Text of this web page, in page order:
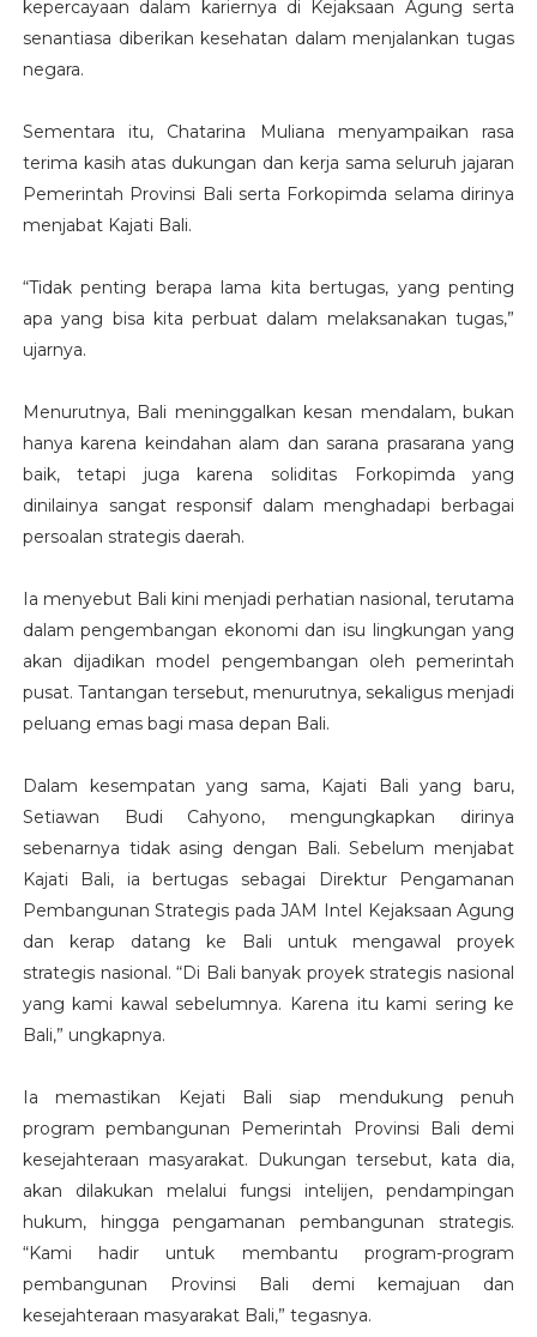
kepercayaan dalam kariernya di Kejaksaan Agung serta
senantiasa diberikan kesehatan dalam menjalankan tugas
negara.
Sementara itu, Chatarina Muliana menyampaikan rasa
terima kasih atas dukungan dan kerja sama seluruh jajaran
Pemerintah Provinsi Bali serta Forkopimda selama dirinya
menjabat Kajati Bali.
“Tidak penting berapa lama kita bertugas, yang penting
apa yang bisa kita perbuat dalam melaksanakan tugas,”
ujarnya.
Menurutnya, Bali meninggalkan kesan mendalam, bukan
hanya karena keindahan alam dan sarana prasarana yang
baik, tetapi juga karena soliditas Forkopimda yang
dinilainya sangat responsif dalam menghadapi berbagai
persoalan strategis daerah.
Ia menyebut Bali kini menjadi perhatian nasional, terutama
dalam pengembangan ekonomi dan isu lingkungan yang
akan dijadikan model pengembangan oleh pemerintah
pusat. Tantangan tersebut, menurutnya, sekaligus menjadi
peluang emas bagi masa depan Bali.
Dalam kesempatan yang sama, Kajati Bali yang baru,
Setiawan Budi Cahyono, mengungkapkan dirinya
sebenarnya tidak asing dengan Bali. Sebelum menjabat
Kajati Bali, ia bertugas sebagai Direktur Pengamanan
Pembangunan Strategis pada JAM Intel Kejaksaan Agung
dan kerap datang ke Bali untuk mengawal proyek
strategis nasional. “Di Bali banyak proyek strategis nasional
yang kami kawal sebelumnya. Karena itu kami sering ke
Bali,” ungkapnya.
Ia memastikan Kejati Bali siap mendukung penuh
program pembangunan Pemerintah Provinsi Bali demi
kesejahteraan masyarakat. Dukungan tersebut, kata dia,
akan dilakukan melalui fungsi intelijen, pendampingan
hukum, hingga pengamanan pembangunan strategis.
“Kami hadir untuk membantu program-program
pembangunan Provinsi Bali demi kemajuan dan
kesejahteraan masyarakat Bali,” tegasnya.